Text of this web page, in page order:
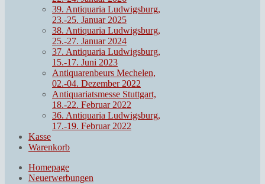
39. Antiquaria Ludwigsburg,
23.-25. Januar 2025
38. Antiquaria Ludwigsburg,
25.-27. Januar 2024
37. Antiquaria Ludwigsburg,
15.-17. Juni 2023
Antiquarenbeurs Mechelen,
02.-04. Dezember 2022
Antiquariatsmesse Stuttgart,
18.-22. Februar 2022
36. Antiquaria Ludwigsburg,
17.-19. Februar 2022
Kasse
Warenkorb
Homepage
Neuerwerbungen